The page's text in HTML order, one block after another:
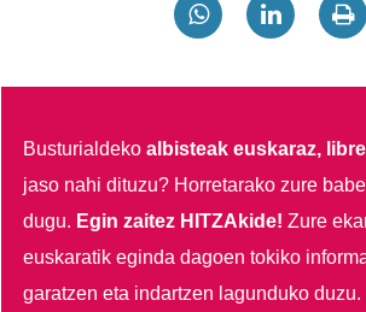
Busturialdekoalbisteak euskaraz,
jaso nahi dituzu? Horretarako zure
dugu. Egin zaitez HITZAkide!Zure
euskaratik eginda dagoen tokiko
garatzen eta indartzen lagunduko duzu.